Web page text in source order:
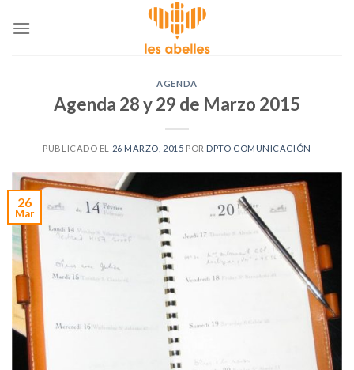
AGENDA
Agenda 28 y 29 de Marzo 2015
PUBLICADO EL 26 MARZO, 2015 POR DPTO COMUNICACIÓN
26
Mar